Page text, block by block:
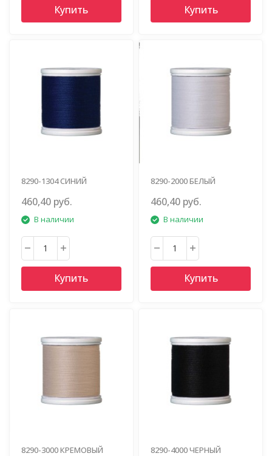
Купить Купить
8290-1304 СИНИЙ
460,40 руб.
В наличии
Купить
8290-2000 БЕЛЫЙ
460,40 руб.
В наличии
Купить
8290-3000 КРЕМОВЫЙ 8290-4000 ЧЕРНЫЙ